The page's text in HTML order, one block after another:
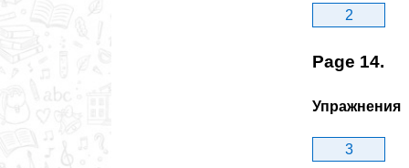
2
Page 14.
Упражнения
3